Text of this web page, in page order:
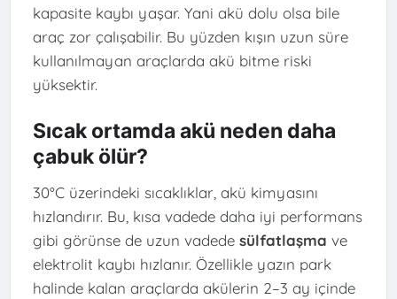
kapasite kaybı yaşar. Yani akü dolu olsa bile
araç zor çalışabilir. Bu yüzden kışın uzun süre
kullanılmayan araçlarda akü bitme riski
yüksektir.
Sıcak ortamda akü neden daha
çabuk ölür?
30°C üzerindeki sıcaklıklar, akü kimyasını
hızlandırır. Bu, kısa vadede daha iyi performans
gibi görünse de uzun vadede sülfatlaşma ve
elektrolit kaybı hızlanır. Özellikle yazın park
halinde kalan araçlarda akülerin 2–3 ay içinde